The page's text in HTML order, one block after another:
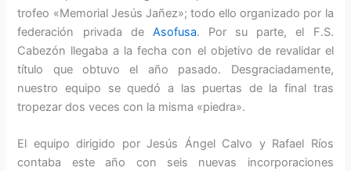
trofeo «Memorial Jesús Jañez»; todo ello organizado por la
federación privada de Asofusa. Por su parte, el F.S.
Cabezón llegaba a la fecha con el objetivo de revalidar el
título que obtuvo el año pasado. Desgraciadamente,
nuestro equipo se quedó a las puertas de la final tras
tropezar dos veces con la misma «piedra».
El equipo dirigido por Jesús Ángel Calvo y Rafael Ríos
contaba este año con seis nuevas incorporaciones